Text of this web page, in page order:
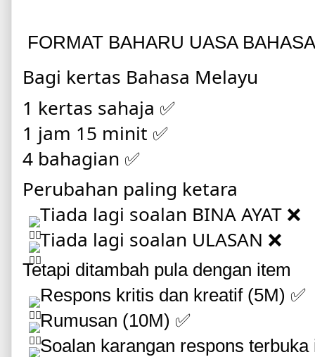
FORMAT BAHARU UASA
Bagi kertas Bahasa Melayu
1 kertas sahaja ✅
1 jam 15 minit ✅
4 bahagian ✅
Perubahan paling ketara
Tiada lagi soalan BINA AYAT ❌
Tiada lagi soalan ULASAN ❌
Tetapi ditambah pula dengan item
Respons kritis dan kreatif (5M) ✅
Rumusan (10M) ✅
Soalan karangan respons